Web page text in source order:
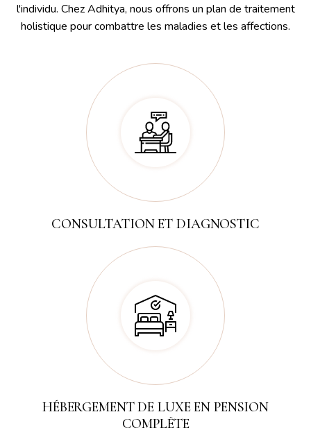
l'individu. Chez Adhitya, nous offrons un plan de traitement
holistique pour combattre les maladies et les affections.
CONSULTATION ET DIAGNOSTIC
HÉBERGEMENT DE LUXE EN PENSION
COMPLÈTE